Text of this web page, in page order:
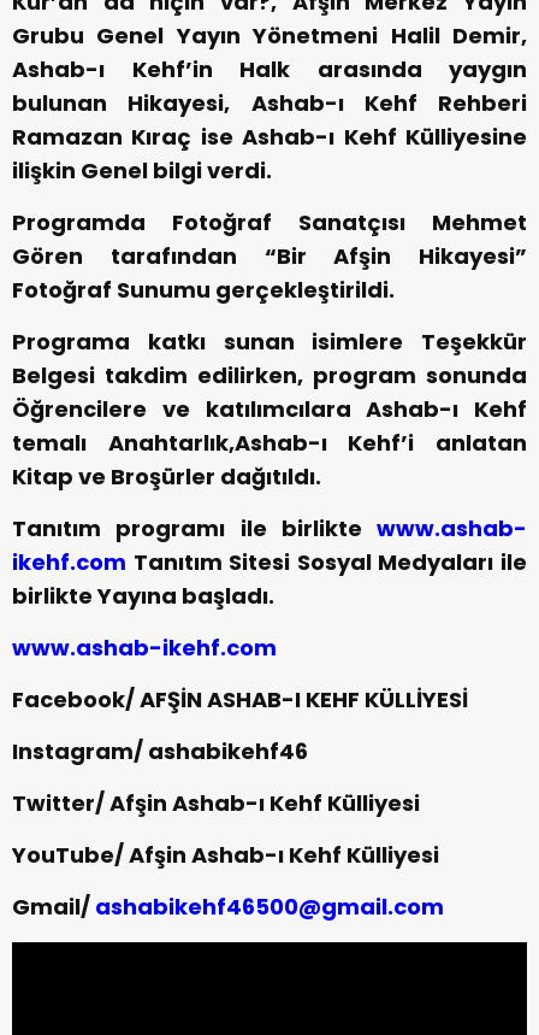
Grubu Genel Yayın Yönetmeni Halil Demir,
Ashab-ı Kehf’in Halk arasında yaygın
bulunan Hikayesi, Ashab-ı Kehf Rehberi
Ramazan Kıraç ise Ashab-ı Kehf Külliyesine
ilişkin Genel bilgi verdi.
Programda Fotoğraf Sanatçısı Mehmet
Gören tarafından “Bir Afşin Hikayesi”
Fotoğraf Sunumu gerçekleştirildi.
Programa katkı sunan isimlere Teşekkür
Belgesi takdim edilirken, program sonunda
Öğrencilere ve katılımcılara Ashab-ı Kehf
temalı Anahtarlık,Ashab-ı Kehf’i anlatan
Kitap ve Broşürler dağıtıldı.
Tanıtım programı ile birlikte www.ashab-
ikehf.com Tanıtım Sitesi Sosyal Medyaları ile
birlikte Yayına başladı.
www.ashab-ikehf.com
Facebook/ AFŞİN ASHAB-I KEHF KÜLLİYESİ
Instagram/ ashabikehf46
Twitter/ Afşin Ashab-ı Kehf Külliyesi
YouTube/ Afşin Ashab-ı Kehf Külliyesi
Gmail/ ashabikehf46500@gmail.com